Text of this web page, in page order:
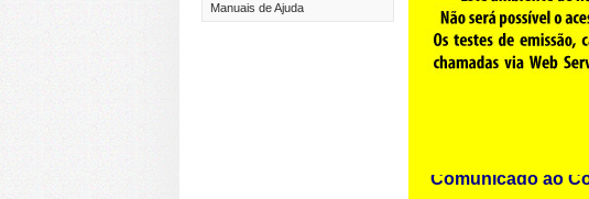
Manuais de Ajuda
Comunicado ao